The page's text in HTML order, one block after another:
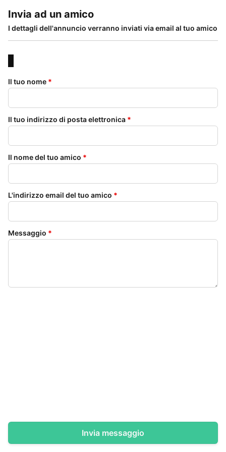
Invia ad un amico
I dettagli dell'annuncio verranno inviati via email al tuo amico
Il tuo nome *
Il tuo indirizzo di posta elettronica *
Il nome del tuo amico *
L'indirizzo email del tuo amico *
Messaggio *
Invia messaggio